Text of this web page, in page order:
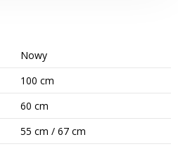
Nowy
100 cm
60 cm
55 cm / 67 cm